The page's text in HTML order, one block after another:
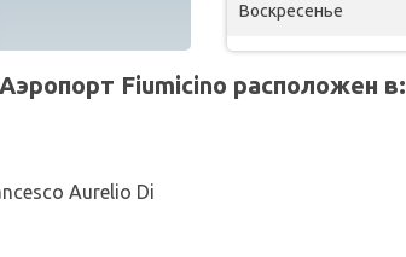
Воскресенье
Fiumicino расположен в:
Aurelio Di